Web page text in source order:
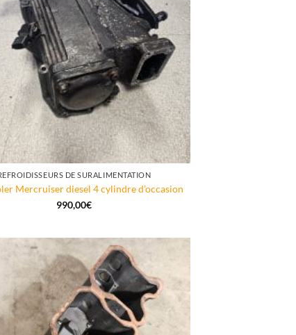
DE SURALIMENTATION
Mercruiser diesel 4 cylindre d’occasion
990,00€